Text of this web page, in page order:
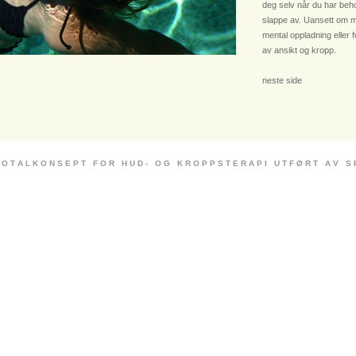
deg selv når du har
slappe av. Uansett om
mental oppladning eller
av ansikt og kropp.
neste side
O T A L K O N S E P T F O R H U D - O G K R O P P S T E R A P I U T F Ø R T A V S